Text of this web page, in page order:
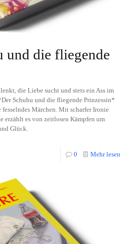
und die fliegende
die Liebe sucht und stets ein Ass im
Schuhu und die fliegende Prinzessin*
Märchen. Mit scharfer Ironie
erzählt es von zeitlosen Kämpfen um
Glück.
0 Mehr lesen